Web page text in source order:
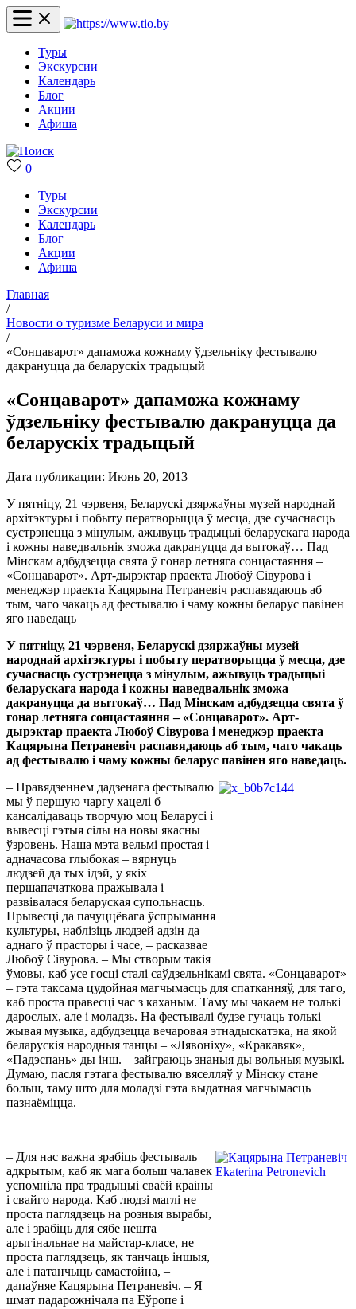
Туры
Экскурсии
Календарь
Блог
Акции
Афиша
0
Туры
Экскурсии
Календарь
Блог
Акции
Афиша
Главная
/
Новости о туризме Беларуси и мира
/
«Сонцаварот» дапаможа кожнаму ўдзельніку фестывалю
дакрануцца да беларускіх традыцый
«Сонцаварот» дапаможа кожнаму
ўдзельніку фестывалю дакрануцца да
беларускіх традыцый
Дата публикации: Июнь 20, 2013
У пятніцу, 21 чэрвеня, Беларускі дзяржаўны музей народнай
архітэктуры і побыту ператворыцца ў месца, дзе сучаснасць
сустрэнецца з мінулым, ажывуць традыцыі беларускага народа
і кожны наведвальнік зможа дакрануцца да вытокаў… Пад
Мінскам адбудзецца свята ў гонар летняга сонцастаяння –
«Сонцаварот». Арт-дырэктар праекта Любоў Сівурова і
менеджэр праекта Кацярына Петраневіч распавядаюць аб
тым, чаго чакаць ад фестывалю і чаму кожны беларус павінен
яго наведаць
У пятніцу, 21 чэрвеня, Беларускі дзяржаўны музей
народнай архітэктуры і побыту ператворыцца ў месца, дзе
сучаснасць сустрэнецца з мінулым, ажывуць традыцыі
беларускага народа і кожны наведвальнік зможа
дакрануцца да вытокаў… Пад Мінскам адбудзецца свята ў
гонар летняга сонцастаяння – «Сонцаварот». Арт-
дырэктар праекта Любоў Сівурова і менеджэр праекта
Кацярына Петраневіч распавядаюць аб тым, чаго чакаць
ад фестывалю і чаму кожны беларус павінен яго наведаць.
– Правядзеннем дадзенага фестывалю
мы ў першую чаргу хацелі б
кансалідаваць творчую моц Беларусі і
вывесці гэтыя сілы на новы якасны
ўзровень. Наша мэта вельмі простая і
адначасова глыбокая – вярнуць
людзей да тых ідэй, у якіх
першапачаткова пражывала і
развівалася беларуская супольнасць.
Прывесці да пачуццёвага ўспрымання
культуры, наблізіць людзей адзін да
аднаго ў прасторы і часе, – расказвае
Любоў Сівурова. – Мы створым такія
ўмовы, каб усе госці сталі саўдзельнікамі свята. «Сонцаварот»
– гэта таксама цудойная магчымасць для спатканняў, для таго,
каб проста правесці час з каханым. Таму мы чакаем не толькі
дарослых, але і моладзь. На фестывалі будзе гучаць толькі
жывая музыка, адбудзецца вечаровая этнадыскатэка, на якой
беларускія народныя танцы – «Лявоніху», «Кракавяк»,
«Падэспань» ды інш. – зайграюць знаныя ды вольныя музыкі.
Думаю, пасля гэтага фестывалю вяселляў у Мінску стане
больш, таму што для моладзі гэта выдатная магчымасць
пазнаёміцца.
– Для нас важна зрабіць фестываль
адкрытым, каб як мага больш чалавек
успомніла пра традыцыі сваёй краіны
і свайго народа. Каб людзі маглі не
проста паглядзець на розныя вырабы,
але і зрабіць для сябе нешта
арыгінальнае на майстар-класе, не
проста паглядзець, як танчаць іншыя,
але і патанчыць самастойна, –
дапаўняе Кацярына Петраневіч. – Я
шмат падарожнічала па Еўропе і